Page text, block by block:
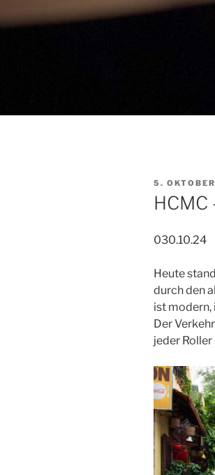
AM
5.
HCMC
030.10.24
Heute
durch den
ist modern,
Der
jeder